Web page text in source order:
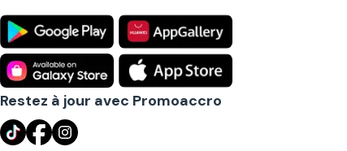
Restez à jour avec Promoaccro